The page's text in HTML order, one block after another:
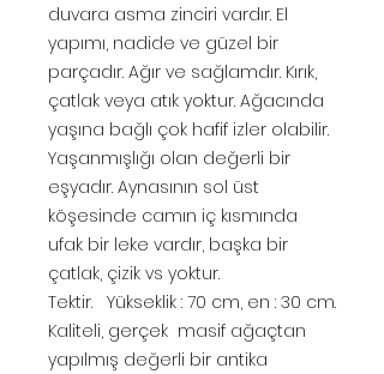
duvara asma zinciri vardır. El
yapımı, nadide ve güzel bir
parçadır. Ağır ve sağlamdır. Kırık,
çatlak veya atık yoktur. Ağacında
yaşına bağlı çok hafif izler olabilir.
Yaşanmışlığı olan değerli bir
eşyadır. Aynasının sol üst
köşesinde camın iç kısmında
ufak bir leke vardır, başka bir
çatlak, çizik vs yoktur.
Tektir. Yükseklik : 70 cm, en : 30 cm.
Kaliteli, gerçek masif ağaçtan
yapılmış değerli bir antika